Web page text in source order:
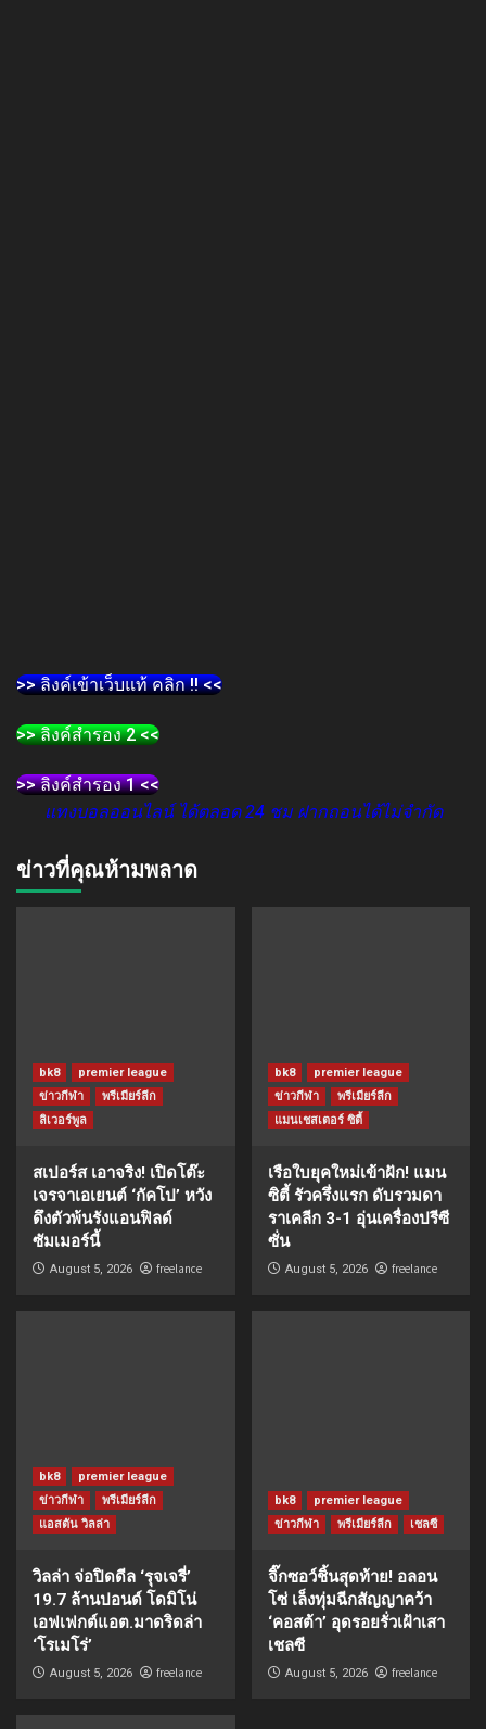
>> ลิงค์เข้าเว็บแท้ คลิก !! <<
>> ลิงค์สำรอง 2 <<
>> ลิงค์สำรอง 1 <<
แทงบอลออนไลน์ ได้ตลอด 24 ชม ฝากถอนได้ไม่จำกัด
ข่าวที่คุณห้ามพลาด
bk8
premier league
ข่าวกีฬา
พรีเมียร์ลีก
ลิเวอร์พูล
สเปอร์ส เอาจริง! เปิดโต๊ะ
เจรจาเอเยนต์ ‘กัคโป’ หวัง
ดึงตัวพ้นรังแอนฟิลด์
ซัมเมอร์นี้
August 5, 2026 freelance
bk8
premier league
ข่าวกีฬา
พรีเมียร์ลีก
แมนเชสเตอร์ ซิตี้
เรือใบยุคใหม่เข้าฝัก! แมน
ซิตี้ รัวครึ่งแรก ดับรวมดา
ราเคลีก 3-1 อุ่นเครื่องปรีซี
ซั่น
August 5, 2026 freelance
bk8
premier league
ข่าวกีฬา
พรีเมียร์ลีก
แอสตัน วิลล่า
วิลล่า จ่อปิดดีล ‘รุจเจรี่’
19.7 ล้านปอนด์ โดมิโน่
เอฟเฟกต์แอต.มาดริดล่า
‘โรเมโร่’
August 5, 2026 freelance
bk8
premier league
ข่าวกีฬา
พรีเมียร์ลีก เชลซี
จิ๊กซอว์ชิ้นสุดท้าย! อลอน
โซ่ เล็งทุ่มฉีกสัญญาคว้า
‘คอสต้า’ อุดรอยรั่วเฝ้าเสา
เชลซี
August 5, 2026 freelance